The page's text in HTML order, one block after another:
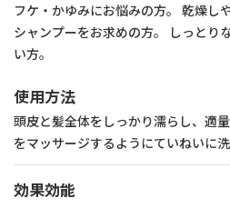
＊オクトピロックス®（ピロクトン
登録商標です。
※ジラウロイルグルタミン酸リシンナ
抗真菌（抗カビ）成分：「ミコナゾー
抗酸化・抗菌成分：「オクトピロッ
抗肌荒れ成分：「グリチルリチン酸
フケ・かゆみにお悩みの方。 乾燥し
シャンプーをお求めの方。 しっとり
い方。
使用方法
頭皮と髪全体をしっかり濡らし、適
をマッサージするようにていねいに洗
効果効能